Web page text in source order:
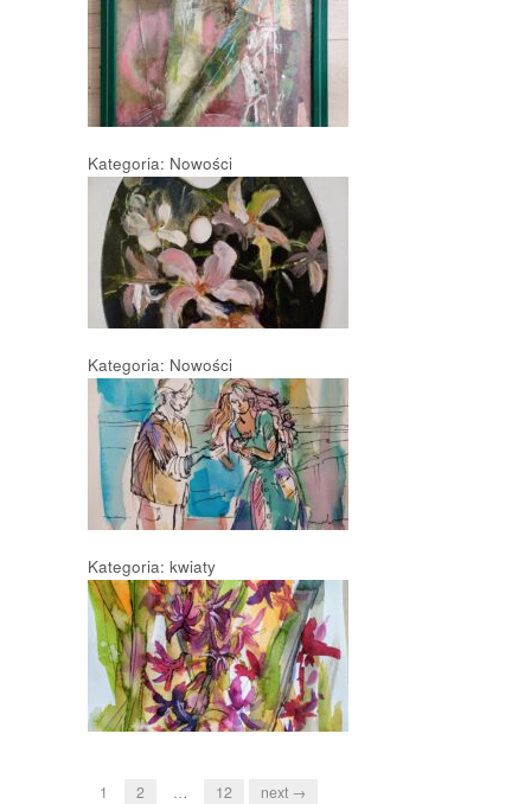
Kategoria: Nowości
Kategoria: Nowości
Kategoria: kwiaty
1 2 … 12 next →